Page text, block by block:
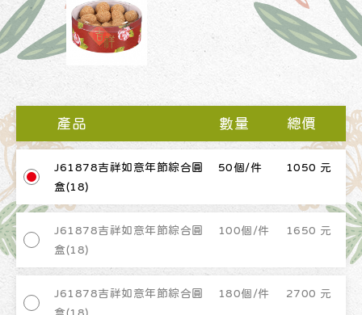
產品 數量 總價
J61878吉祥如意年節綜合圓
盒(18)
50個/件 1050 元
J61878吉祥如意年節綜合圓
盒(18)
100個/件 1650 元
J61878吉祥如意年節綜合圓
盒(18)
180個/件 2700 元